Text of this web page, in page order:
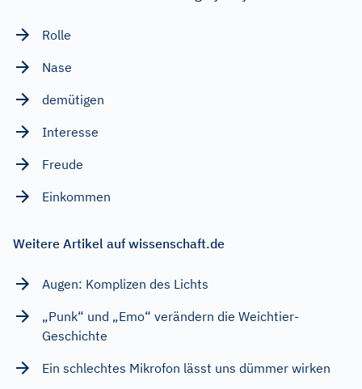
Rolle
Nase
demütigen
Interesse
Freude
Einkommen
Weitere Artikel auf wissenschaft.de
Augen: Komplizen des Lichts
„Punk“ und „Emo“ verändern die Weichtier-
Geschichte
Ein schlechtes Mikrofon lässt uns dümmer wirken